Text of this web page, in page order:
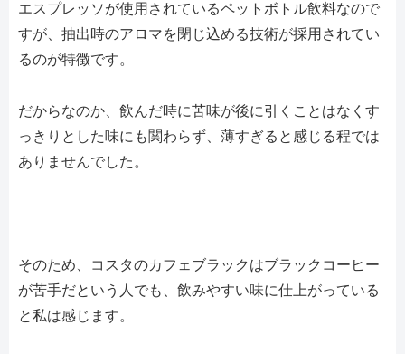
エスプレッソが使用されているペットボトル飲料なので
すが、抽出時のアロマを閉じ込める技術が採用されてい
るのが特徴です。
だからなのか、飲んだ時に苦味が後に引くことはなくす
っきりとした味にも関わらず、薄すぎると感じる程では
ありませんでした。
そのため、コスタのカフェブラックはブラックコーヒー
が苦手だという人でも、飲みやすい味に仕上がっている
と私は感じます。